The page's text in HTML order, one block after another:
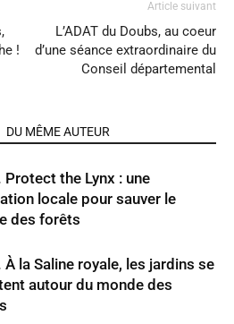
!
Article suivant
L’ADAT du Doubs, au coeur
d’une séance extraordinaire du
Conseil départemental
DU MÊME AUTEUR
Protect the Lynx : une
locale pour sauver le
des forêts
À la Saline royale, les jardins se
autour du monde des